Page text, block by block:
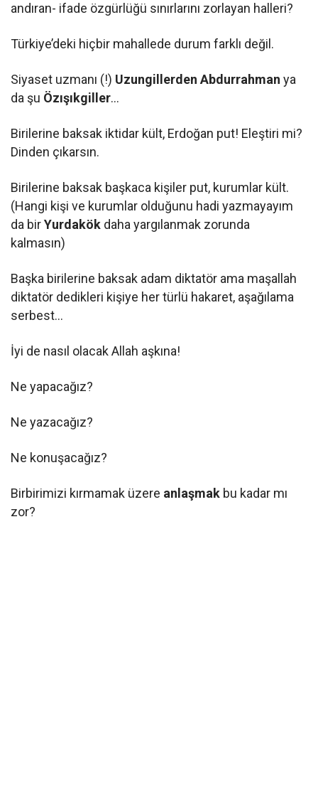
andıran- ifade özgürlüğü sınırlarını zorlayan halleri?
Türkiye’deki hiçbir mahallede durum farklı değil.
Siyaset uzmanı (!) Uzungillerden Abdurrahman ya
da şu Özışıkgiller…
Birilerine baksak iktidar kült, Erdoğan put! Eleştiri mi?
Dinden çıkarsın.
Birilerine baksak başkaca kişiler put, kurumlar kült.
(Hangi kişi ve kurumlar olduğunu hadi yazmayayım
da birYurdakök daha yargılanmak zorunda
kalmasın)
Başka birilerine baksak adam diktatör ama maşallah
diktatör dedikleri kişiye her türlü hakaret, aşağılama
serbest…
İyi de nasıl olacak Allah aşkına!
Ne yapacağız?
Ne yazacağız?
Ne konuşacağız?
Birbirimizi kırmamak üzere anlaşmak bu kadar mı
zor?